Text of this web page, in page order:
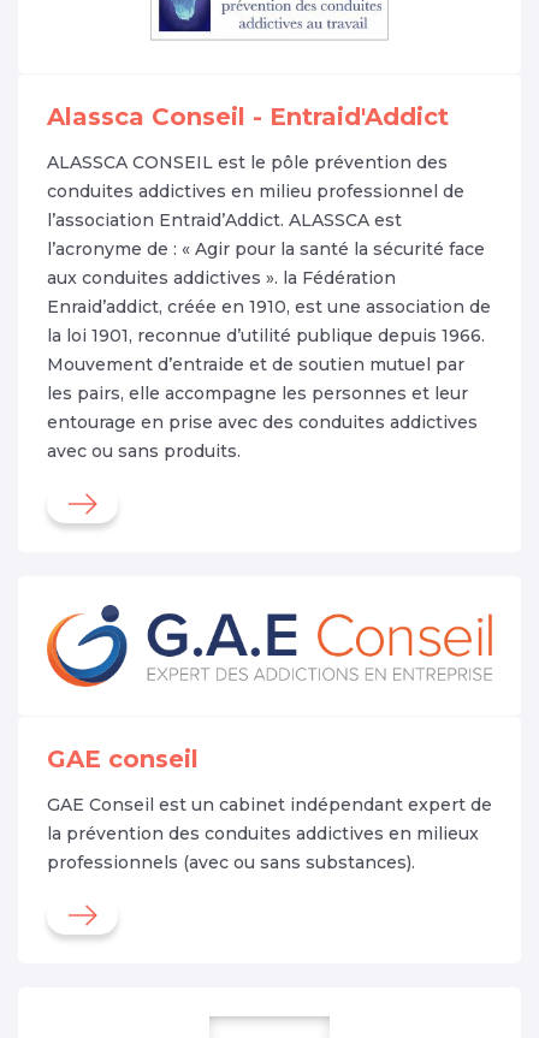
Alassca Conseil - Entraid'Addict
ALASSCA CONSEIL est le pôle prévention des
conduites addictives en milieu professionnel de
l’association Entraid’Addict. ALASSCA est
l’acronyme de : « Agir pour la santé la sécurité face
aux conduites addictives ». la Fédération
Enraid’addict, créée en 1910, est une association de
la loi 1901, reconnue d’utilité publique depuis 1966.
Mouvement d’entraide et de soutien mutuel par
les pairs, elle accompagne les personnes et leur
entourage en prise avec des conduites addictives
avec ou sans produits.
GAE conseil
GAE Conseil est un cabinet indépendant expert de
la prévention des conduites addictives en milieux
professionnels (avec ou sans substances).